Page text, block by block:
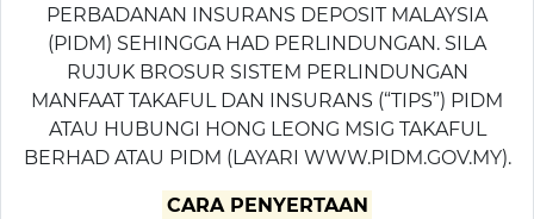
PERBADANAN INSURANS DEPOSIT MALAYSIA
(PIDM) SEHINGGA HAD PERLINDUNGAN. SILA
RUJUK BROSUR SISTEM PERLINDUNGAN
MANFAAT TAKAFUL DAN INSURANS (“TIPS”) PIDM
ATAU HUBUNGI HONG LEONG MSIG TAKAFUL
BERHAD ATAU PIDM (LAYARI WWW.PIDM.GOV.MY).
CARA PENYERTAAN